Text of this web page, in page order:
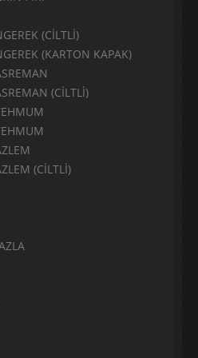
(CİLTLİ)
(KARTON KAPAK)
(CİLTLİ)
(CİLTLİ)